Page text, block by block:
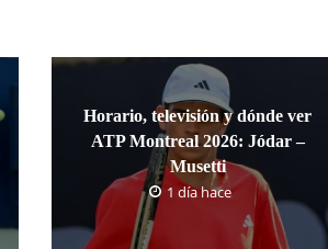
Horario, televisión y dónde ver
ATP Montreal 2026: Jódar –
Musetti
1 día hace